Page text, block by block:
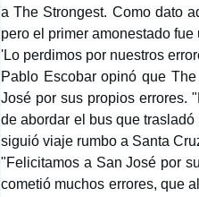
a The Strongest. Como dato
pero el primer amonestado
'Lo perdimos por nuestros
Pablo Escobar opinó que
José por sus propios errores.
de abordar el bus que
siguió viaje rumbo a Santa
"Felicitamos a San José por
cometió muchos errores, que